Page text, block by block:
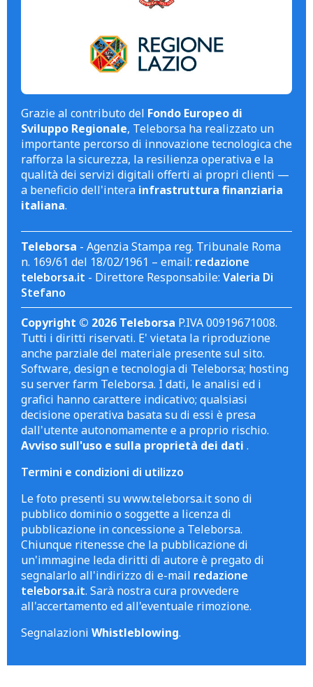
Grazie al contributo del Fondo Europeo di
Sviluppo Regionale, Teleborsa ha realizzato un
importante percorso di innovazione tecnologica che
rafforza la sicurezza, la resilienza operativa e la
qualità dei servizi digitali offerti ai propri clienti —
a beneficio dell'intera infrastruttura finanziaria
italiana.
Teleborsa - Agenzia Stampa reg. Tribunale Roma
n. 169/61 del 18/02/1961 – email: redazione
teleborsa.it - Direttore Responsabile: Valeria Di
Stefano
Copyright © 2026 Teleborsa P.IVA 00919671008.
Tutti i diritti riservati. E' vietata la riproduzione
anche parziale del materiale presente sul sito.
Software, design e tecnologia di Teleborsa; hosting
su server farm Teleborsa. I dati, le analisi ed i
grafici hanno carattere indicativo; qualsiasi
decisione operativa basata su di essi è presa
dall'utente autonomamente e a proprio rischio.
Avviso sull'uso e sulla proprietà dei dati .
Termini e condizioni di utilizzo
Le foto presenti su www.teleborsa.it sono di
pubblico dominio o soggette a licenza di
pubblicazione in concessione a Teleborsa.
Chiunque ritenesse che la pubblicazione di
un'immagine leda diritti di autore è pregato di
segnalarlo all'indirizzo di e-mail redazione
teleborsa.it. Sarà nostra cura provvedere
all'accertamento ed all'eventuale rimozione.
Segnalazioni Whistleblowing.